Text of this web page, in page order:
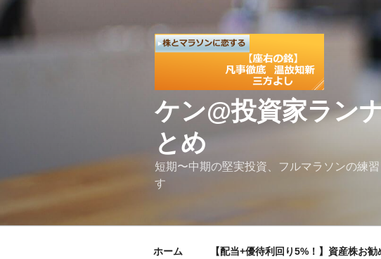
コ
テ
ケン@投資家ラン
とめ
短期〜中期の堅実投資、フルマラソンの練
す
ホーム 【配当+優待利回り5%！】資産株お